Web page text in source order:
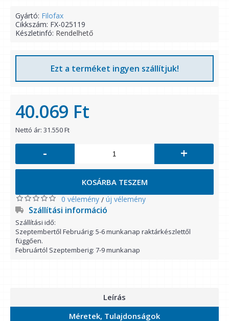
Gyártó: Filofax
Cikkszám: FX-025119
Készletinfó: Rendelhető
Ezt a terméket ingyen szállítjuk!
40.069 Ft
Nettó ár: 31.550 Ft
- +
KOSÁRBA TESZEM
0 vélemény / új vélemény
Szállítási információ
Szállítási idő:
Szeptembertől Februárig: 5-6 munkanap raktárkészlettől
függően.
Februártól Szeptemberig: 7-9 munkanap
Leírás
Méretek, Tulajdonságok